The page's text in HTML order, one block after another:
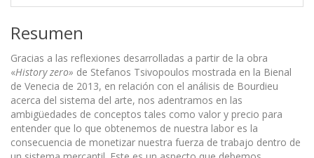
Resumen
Gracias a las reflexiones desarrolladas a partir de la obra
«History zero» de Stefanos Tsivopoulos mostrada en la Bienal
de Venecia de 2013, en relación con el análisis de Bourdieu
acerca del sistema del arte, nos adentramos en las
ambigüedades de conceptos tales como valor y precio para
entender que lo que obtenemos de nuestra labor es la
consecuencia de monetizar nuestra fuerza de trabajo dentro de